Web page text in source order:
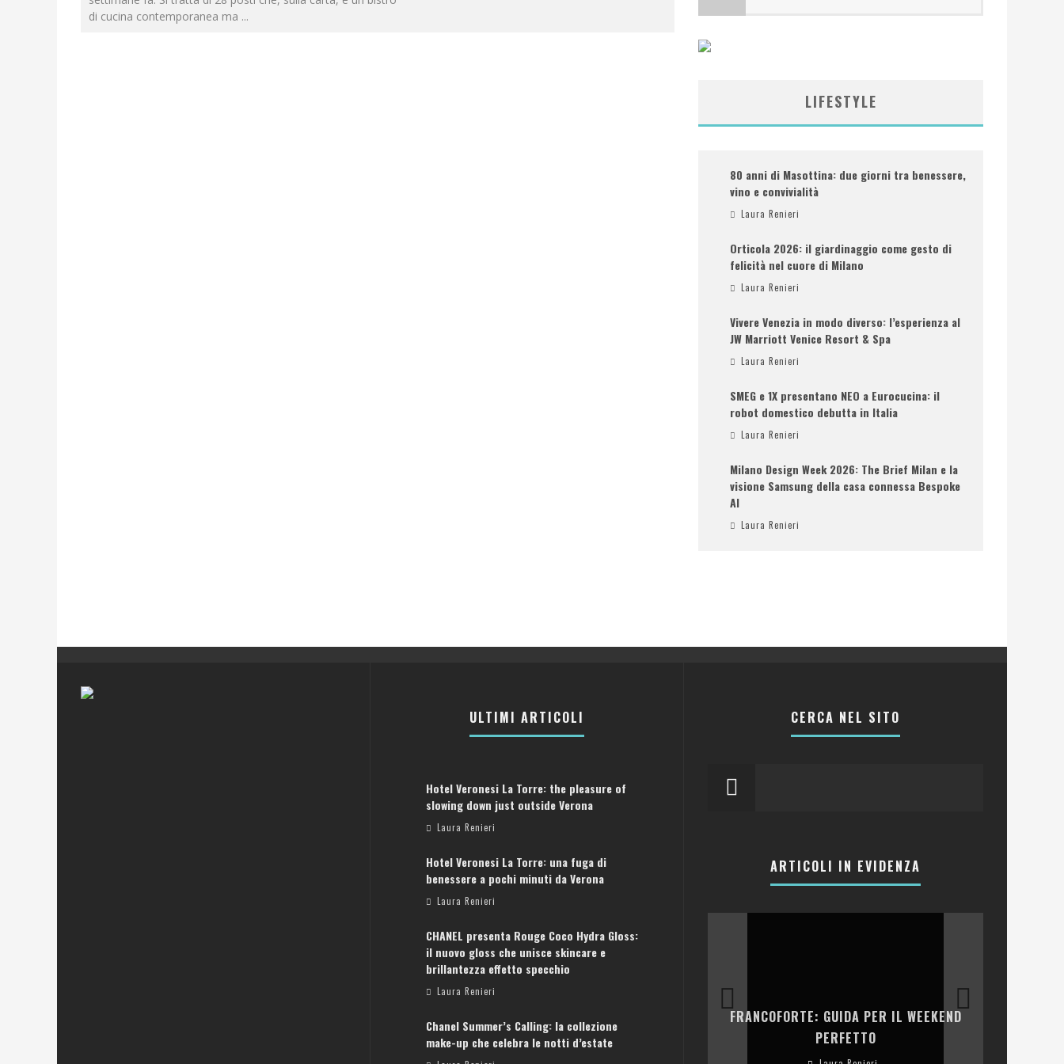
di cucina contemporanea ma ...
LIFESTYLE
80 anni di Masottina: due giorni tra benessere,
vino e convivialità
Laura Renieri
Orticola 2026: il giardinaggio come gesto di
felicità nel cuore di Milano
Laura Renieri
Vivere Venezia in modo diverso: l’esperienza al
JW Marriott Venice Resort & Spa
Laura Renieri
SMEG e 1X presentano NEO a Eurocucina: il
robot domestico debutta in Italia
Laura Renieri
Milano Design Week 2026: The Brief Milan e la
visione Samsung della casa connessa Bespoke
AI
Laura Renieri
ULTIMI ARTICOLI
Hotel Veronesi La Torre: the pleasure of
slowing down just outside Verona
Laura Renieri
Hotel Veronesi La Torre: una fuga di
benessere a pochi minuti da Verona
Laura Renieri
CHANEL presenta Rouge Coco Hydra Gloss:
il nuovo gloss che unisce skincare e
brillantezza effetto specchio
Laura Renieri
Chanel Summer’s Calling: la collezione
make-up che celebra le notti d’estate
CERCA NEL SITO
ARTICOLI IN EVIDENZA
ATENE: GUIDA PER IL WEEKEND PERFETTO
FRANCOFORTE: GUIDA PER IL WEEKEND
PERFETTO